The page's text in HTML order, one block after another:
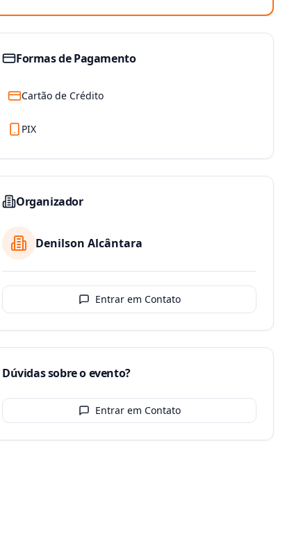
Formas de Pagamento
Cartão de Crédito
PIX
Organizador
Denilson Alcântara
Entrar em Contato
Dúvidas sobre o evento?
Entrar em Contato